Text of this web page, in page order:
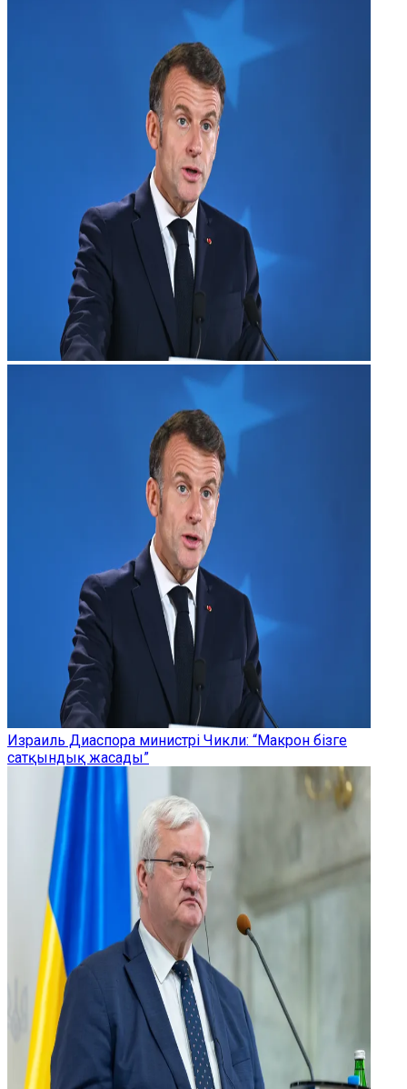
Израиль Диаспора министрі Чикли: “Макрон бізге
сатқындық жасады”